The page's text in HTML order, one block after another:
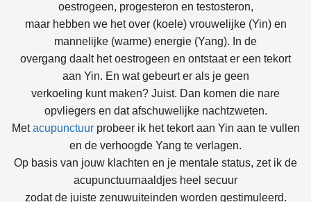
oestrogeen, progesteron en testosteron,
maar hebben we het over (koele) vrouwelijke (Yin) en
mannelijke (warme) energie (Yang). In de
overgang daalt het oestrogeen en ontstaat er een tekort
aan Yin. En wat gebeurt er als je geen
verkoeling kunt maken? Juist. Dan komen die nare
opvliegers en dat afschuwelijke nachtzweten.
Metacupunctuurprobeer ik het tekort aan Yin aan te vullen
en de verhoogde Yang te verlagen.
Op basis van jouw klachten en je mentale status, zet ik de
acupunctuurnaaldjes heel secuur
zodat de juiste zenuwuiteinden worden gestimuleerd.